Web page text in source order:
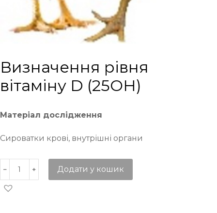
Визначення рівня
вітаміну D (25ОН)
Матеріал дослідження
Сироватки крові, внутрішні органи
Додати у кошик